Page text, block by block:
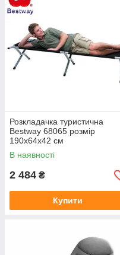
Розкладачка туристична
Bestway 68065 розмір
190х64х42 см
В наявності
2 484 ₴
Купити